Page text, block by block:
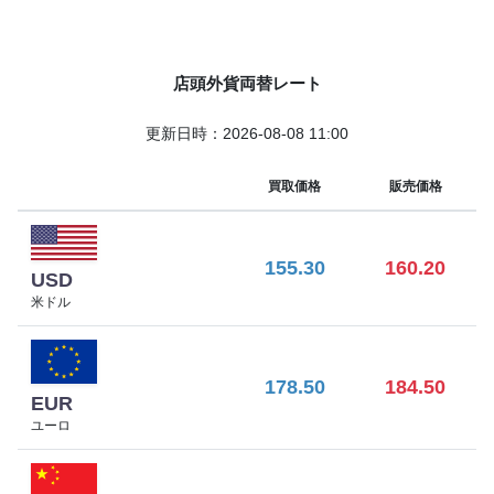
店頭外貨両替レート
更新日時：2026-08-08 11:00
買取価格 販売価格
USD
米ドル
155.30 160.20
EUR
ユーロ
178.50 184.50